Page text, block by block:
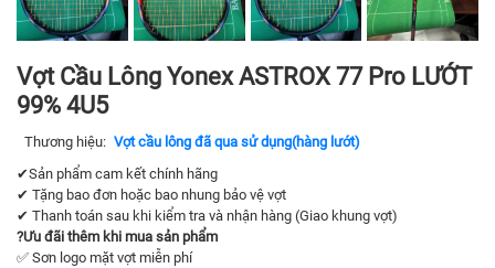
Vợt Cầu Lông Yonex ASTROX 77 Pro LƯỚT
99% 4U5
Thương hiệu: Vợt cầu lông đã qua sử dụng(hàng lướt)
✔Sản phẩm cam kết chính hãng
✔ Tặng bao đơn hoặc bao nhung bảo vệ vợt
✔ Thanh toán sau khi kiểm tra và nhận hàng (Giao khung vợt)
?Ưu đãi thêm khi mua sản phẩm
✅ Sơn logo mặt vợt miễn phí